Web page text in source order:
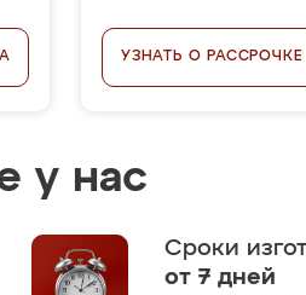
УЗНАТЬ О РАССРОЧКЕ
у нас
Сроки
от 7 дней